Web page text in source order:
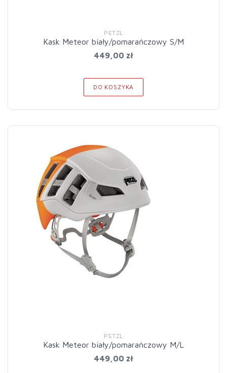
PETZL
Kask Meteor biały/pomarańczowy S/M
449,00 zł
DO KOSZYKA
PETZL
Kask Meteor biały/pomarańczowy M/L
449,00 zł